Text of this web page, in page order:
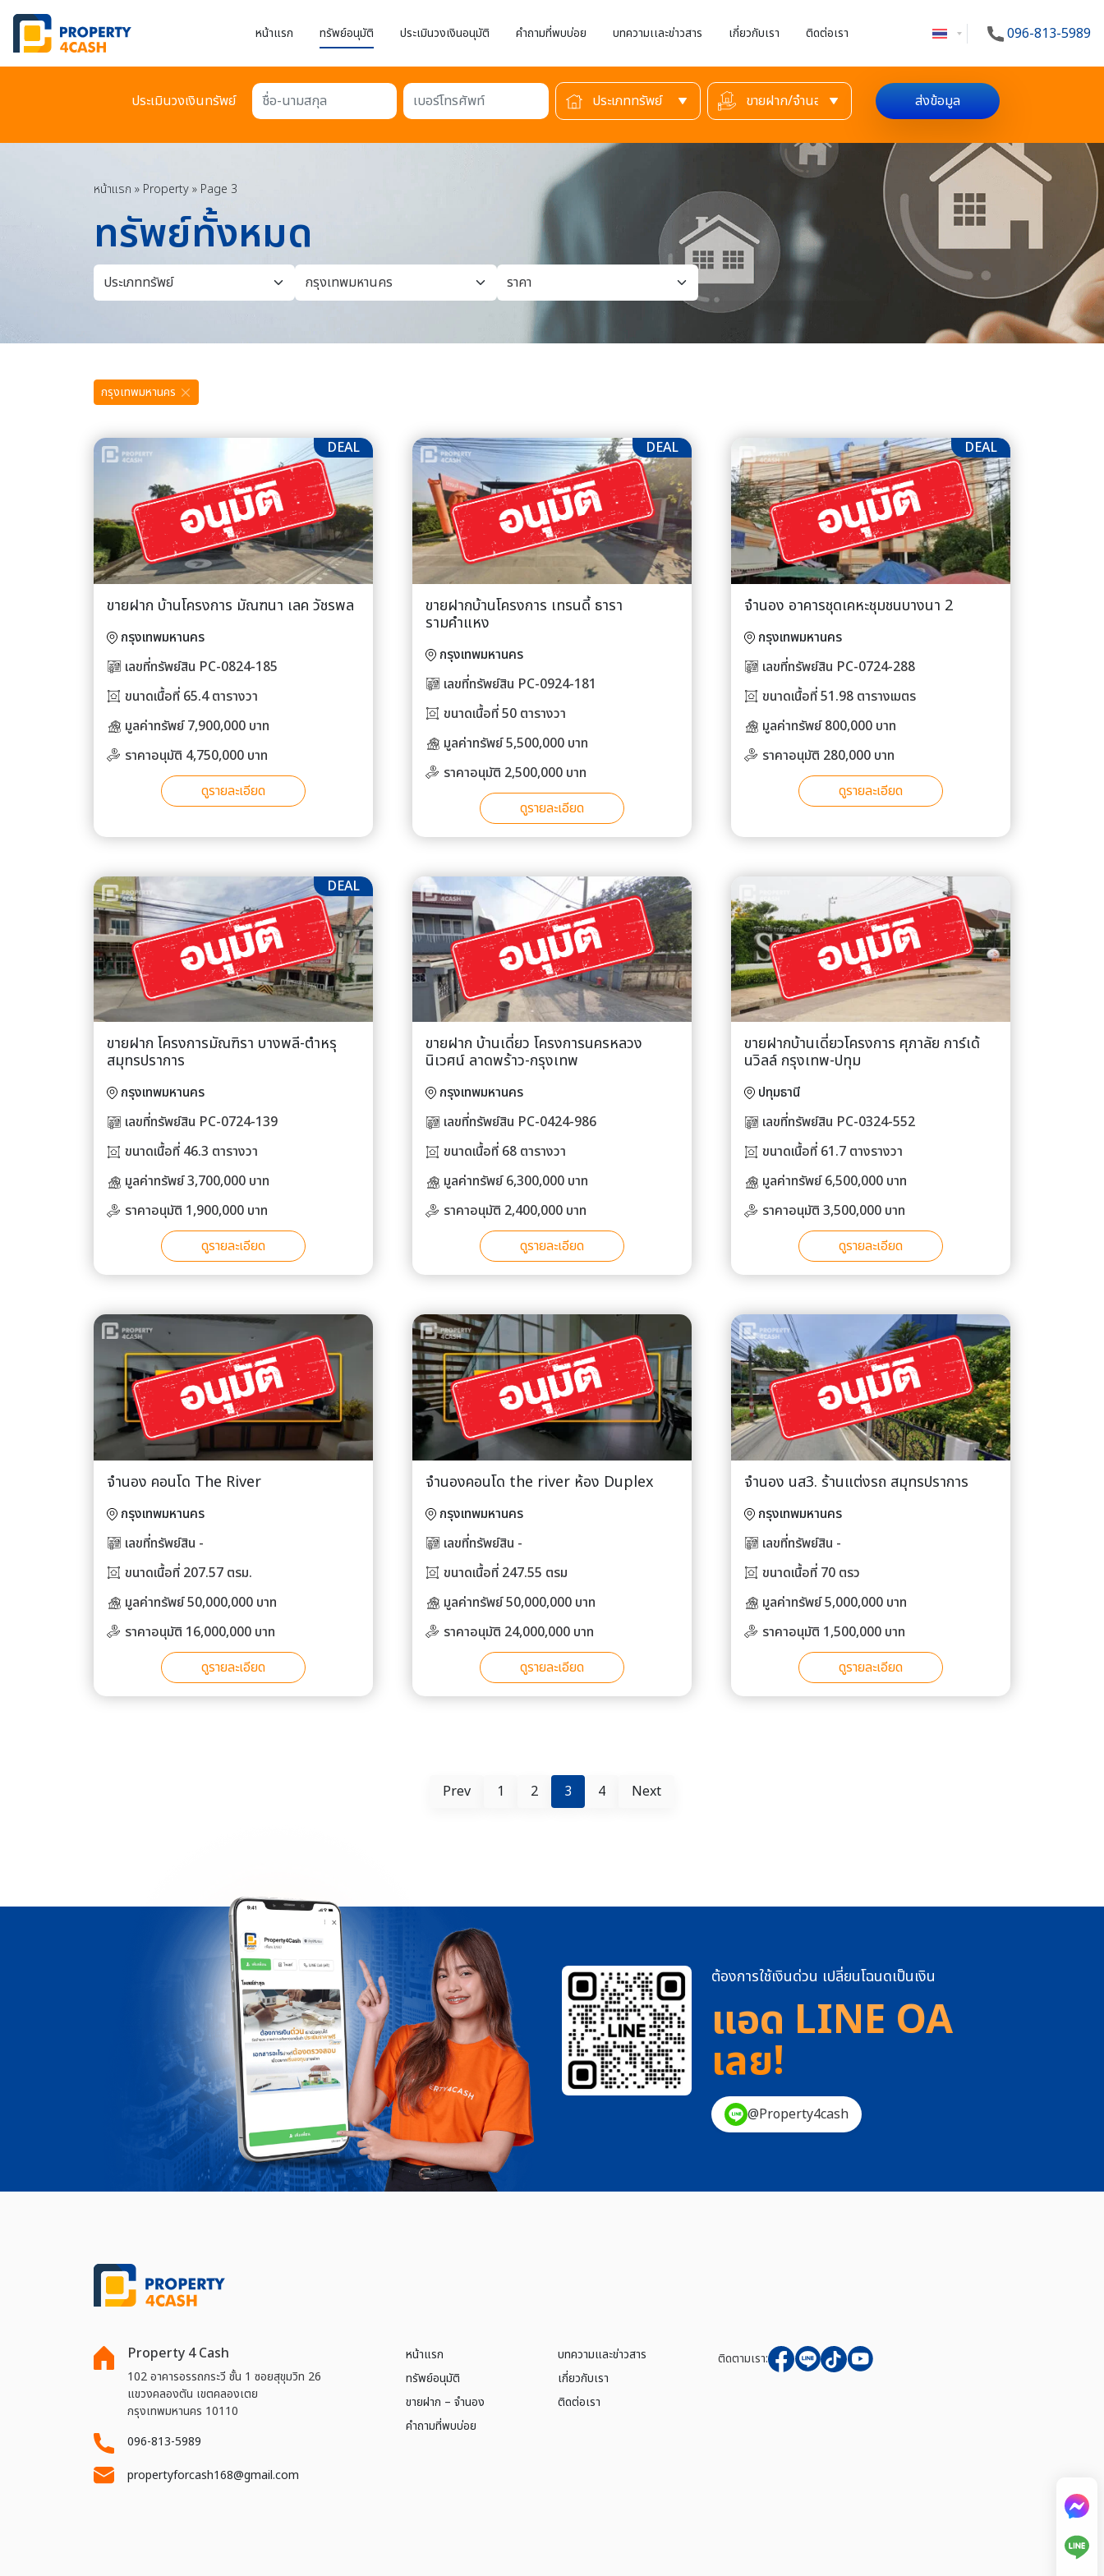
หน้าแรก ทรัพย์อนุมัติ ประเมินวงเงินอนุมัติ คำถามที่พบบ่อย บทความเเละข่าวสาร เกี่ยวกับเรา ติดต่อเรา 096-813-5989
ประเมินวงเงินทรัพย์ ชื่อ-นามสกุล เบอร์โทรศัพท์ ส่งข้อมูล
หน้าแรก » Property» Page 3
ทรัพย์ทั้งหมด
กรุงเทพมหานคร
DEAL
ขายฝาก บ้านโครงการ มัณฑนา เลค วัชรพล
กรุงเทพมหานคร
เลขที่ทรัพย์สิน PC-0824-185
ขนาดเนื้อที่ 65.4 ตารางวา
มูลค่าทรัพย์ 7,900,000 บาท
ราคาอนุมัติ 4,750,000 บาท
ดูรายละเอียด
DEAL
ขายฝากบ้านโครงการ เทรนดี้ ธารา
รามคำแหง
กรุงเทพมหานคร
เลขที่ทรัพย์สิน PC-0924-181
ขนาดเนื้อที่ 50 ตารางวา
มูลค่าทรัพย์ 5,500,000 บาท
ราคาอนุมัติ 2,500,000 บาท
ดูรายละเอียด
DEAL
จำนอง อาคารชุดเคหะชุมชนบางนา 2
กรุงเทพมหานคร
เลขที่ทรัพย์สิน PC-0724-288
ขนาดเนื้อที่ 51.98 ตารางเมตร
มูลค่าทรัพย์ 800,000 บาท
ราคาอนุมัติ 280,000 บาท
ดูรายละเอียด
DEAL
ขายฝาก โครงการมัณฑิรา บางพลี-ตำหรุ
สมุทรปราการ
กรุงเทพมหานคร
เลขที่ทรัพย์สิน PC-0724-139
ขนาดเนื้อที่ 46.3 ตารางวา
มูลค่าทรัพย์ 3,700,000 บาท
ราคาอนุมัติ 1,900,000 บาท
ดูรายละเอียด
ขายฝาก บ้านเดี่ยว โครงการนครหลวง
นิเวศน์ ลาดพร้าว-กรุงเทพ
กรุงเทพมหานคร
เลขที่ทรัพย์สิน PC-0424-986
ขนาดเนื้อที่ 68 ตารางวา
มูลค่าทรัพย์ 6,300,000 บาท
ราคาอนุมัติ 2,400,000 บาท
ดูรายละเอียด
ขายฝากบ้านเดี่ยวโครงการ ศุภาลัย การ์เด้
นวิลล์ กรุงเทพ-ปทุม
ปทุมธานี
เลขที่ทรัพย์สิน PC-0324-552
ขนาดเนื้อที่ 61.7 ตางรางวา
มูลค่าทรัพย์ 6,500,000 บาท
ราคาอนุมัติ 3,500,000 บาท
ดูรายละเอียด
จำนอง คอนโด The River
กรุงเทพมหานคร
เลขที่ทรัพย์สิน -
ขนาดเนื้อที่ 207.57 ตรม.
มูลค่าทรัพย์ 50,000,000 บาท
ราคาอนุมัติ 16,000,000 บาท
ดูรายละเอียด
จำนองคอนโด the river ห้อง Duplex
กรุงเทพมหานคร
เลขที่ทรัพย์สิน -
ขนาดเนื้อที่ 247.55 ตรม
มูลค่าทรัพย์ 50,000,000 บาท
ราคาอนุมัติ 24,000,000 บาท
ดูรายละเอียด
จำนอง นส3. ร้านแต่งรถ สมุทรปราการ
กรุงเทพมหานคร
เลขที่ทรัพย์สิน -
ขนาดเนื้อที่ 70 ตรว
มูลค่าทรัพย์ 5,000,000 บาท
ราคาอนุมัติ 1,500,000 บาท
ดูรายละเอียด
Prev 1 2 3 4 Next
ต้องการใช้เงินด่วน เปลี่ยนโฉนดเป็นเงิน
แอด LINE OA
เลย!
@Property4cash
Property 4 Cash
102 อาคารอรรถกระวี ชั้น 1 ซอยสุขุมวิท 26
แขวงคลองตัน เขตคลองเตย
กรุงเทพมหานคร 10110
096-813-5989
propertyforcash168@gmail.com
หน้าแรก
ทรัพย์อนุมัติ
ขายฝาก – จำนอง
คำถามที่พบบ่อย
บทความและข่าวสาร
เกี่ยวกับเรา
ติดต่อเรา
ติดตามเรา: